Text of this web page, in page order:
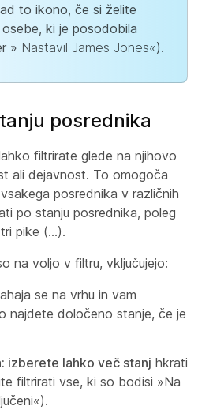
to ikono, če si želite
ki je posodobila
» Nastavil James Jones«).
posrednika
filtrirate glede na njihovo
ali dejavnost. To omogoča
posrednika v različnih
po stanju posrednika, poleg
pike (...).
na voljo v filtru, vključujejo:
se na vrhu in vam
najdete določeno stanje, če je
izberete lahko več stanj hkrati
filtrirati vse, ki so bodisi »Na